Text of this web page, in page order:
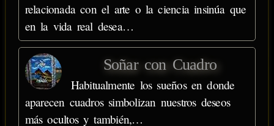
relacionada con el arte o la ciencia insinúa que
en la vida real desea…
Soñar con Cuadro
Habitualmente los sueños en donde
aparecen cuadros simbolizan nuestros deseos
más ocultos y también,…